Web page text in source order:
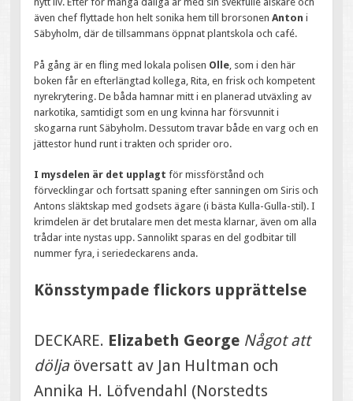
även chef flyttade hon helt sonika hem till brorsonenAntoni
Säbyholm, där de tillsammans öppnat plantskola och café.
På gång är en fling med lokala polisen Olle , som i den här
boken får en efterlängtad kollega, Rita, en frisk och kompetent
nyrekrytering. De båda hamnar mitt i en planerad utväxling av
narkotika, samtidigt som en ung kvinna har försvunnit i
skogarna runt Säbyholm. Dessutom travar både en varg och en
jättestor hund runt i trakten och sprider oro.
I mysdelen är det upplagt för missförstånd och
förvecklingar och fortsatt spaning efter sanningen om Siris och
Antons släktskap med godsets ägare (i bästa Kulla-Gulla-stil). I
krimdelen är det brutalare men det mesta klarnar, även om alla
trådar inte nystas upp. Sannolikt sparas en del godbitar till
nummer fyra, i seriedeckarens anda.
Könsstympade flickors upprättelse
DECKARE. Elizabeth George Något att
dölja översatt av Jan Hultman och
Annika H. Löfvendahl (Norstedts